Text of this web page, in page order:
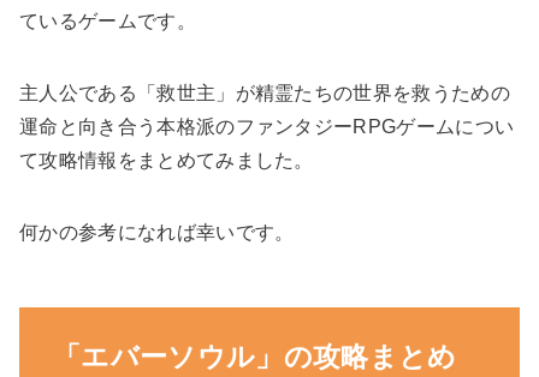
ているゲームです。
主人公である「救世主」が精霊たちの世界を救うための
運命と向き合う本格派のファンタジーRPGゲームについ
て攻略情報をまとめてみました。
何かの参考になれば幸いです。
「エバーソウル」の攻略まとめ